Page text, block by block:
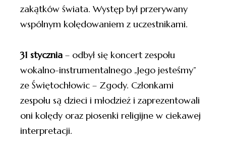
zakątków świata. Występ był przerywany
wspólnym kolędowaniem z uczestnikami.
31 stycznia – odbył się koncert zespołu
wokalno-instrumentalnego „Jego jesteśmy”
ze Świętochłowic – Zgody. Członkami
zespołu są dzieci i młodzież i zaprezentowali
oni kolędy oraz piosenki religijne w ciekawej
interpretacji.